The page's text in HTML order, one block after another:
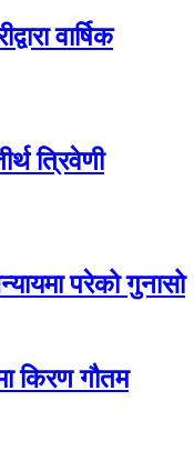
वार्षिक
त्रिवेणी
परेको गुनासो
किरण गौतम